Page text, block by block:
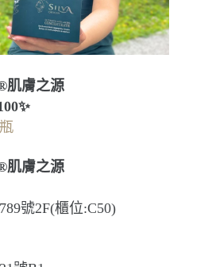
肌膚之源
肌膚之源
號2F(櫃位:C50)